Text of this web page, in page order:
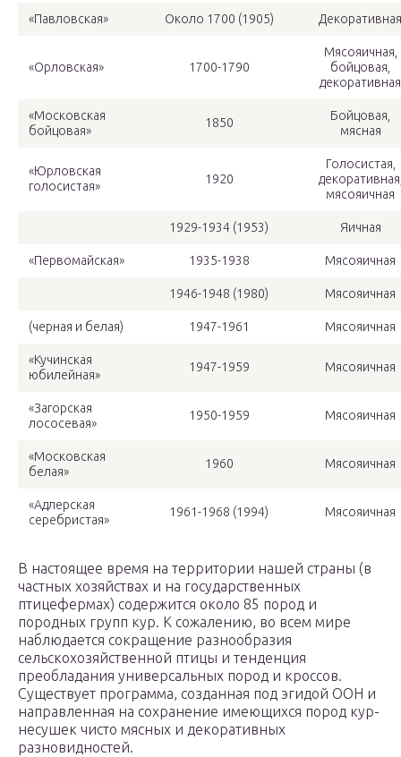
«Павловская» Около 1700 (1905) Декоративная
«Орловская» 1700-1790
Мясояичная,
бойцовая,
декоративная
«Московская
бойцовая»
1850
Бойцовая,
мясная
«Юрловская
голосистая»
1920
Голосистая,
мясояичная
1929-1934 (1953) Яичная
«Первомайская» 1935-1938 Мясояичная
1946-1948 (1980) Мясояичная
(черная и белая) 1947-1961 Мясояичная
«Кучинская
юбилейная»
1947-1959 Мясояичная
«Загорская
лососевая»
1950-1959 Мясояичная
«Московская
белая»
1960 Мясояичная
«Адлерская
серебристая»
1961-1968 (1994) Мясояичная
В настоящее время на территории нашей страны (в
частных хозяйствах и на государственных
птицефермах) содержится около 85 пород и
породных групп кур. К сожалению, во всем мире
наблюдается сокращение разнообразия
сельскохозяйственной птицы и тенденция
преобладания универсальных пород и кроссов.
Существует программа, созданная под эгидой ООН и
направленная на сохранение имеющихся пород кур-
несушек чисто мясных и декоративных
разновидностей.